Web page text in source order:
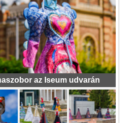
az Iseum udvarán